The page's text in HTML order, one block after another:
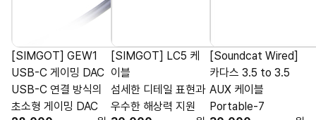
[SIMGOT] GEW1
USB-C 게이밍 DAC
USB-C 연결 방식의
초소형 게이밍 DAC
[SIMGOT] LC5 케
이블
섬세한 디테일 표현과
우수한 해상력 지원
[Soundcat Wired]
카다스 3.5 to 3.5
AUX 케이블
Portable-7